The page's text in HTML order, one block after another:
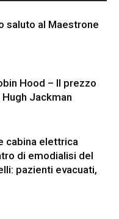
saluto al Maestrone
Hood – Il prezzo
Jackman
cabina elettrica
di emodialisi del
pazienti evacuati,